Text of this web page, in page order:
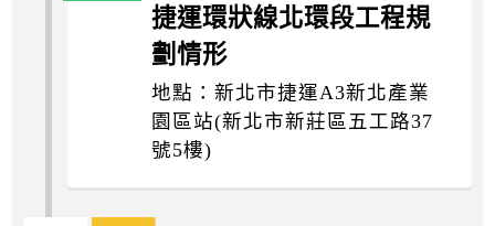
捷運環狀線北環段工程規
劃情形
地點：新北市捷運A3新北產業
園區站(新北市新莊區五工路37
號5樓)